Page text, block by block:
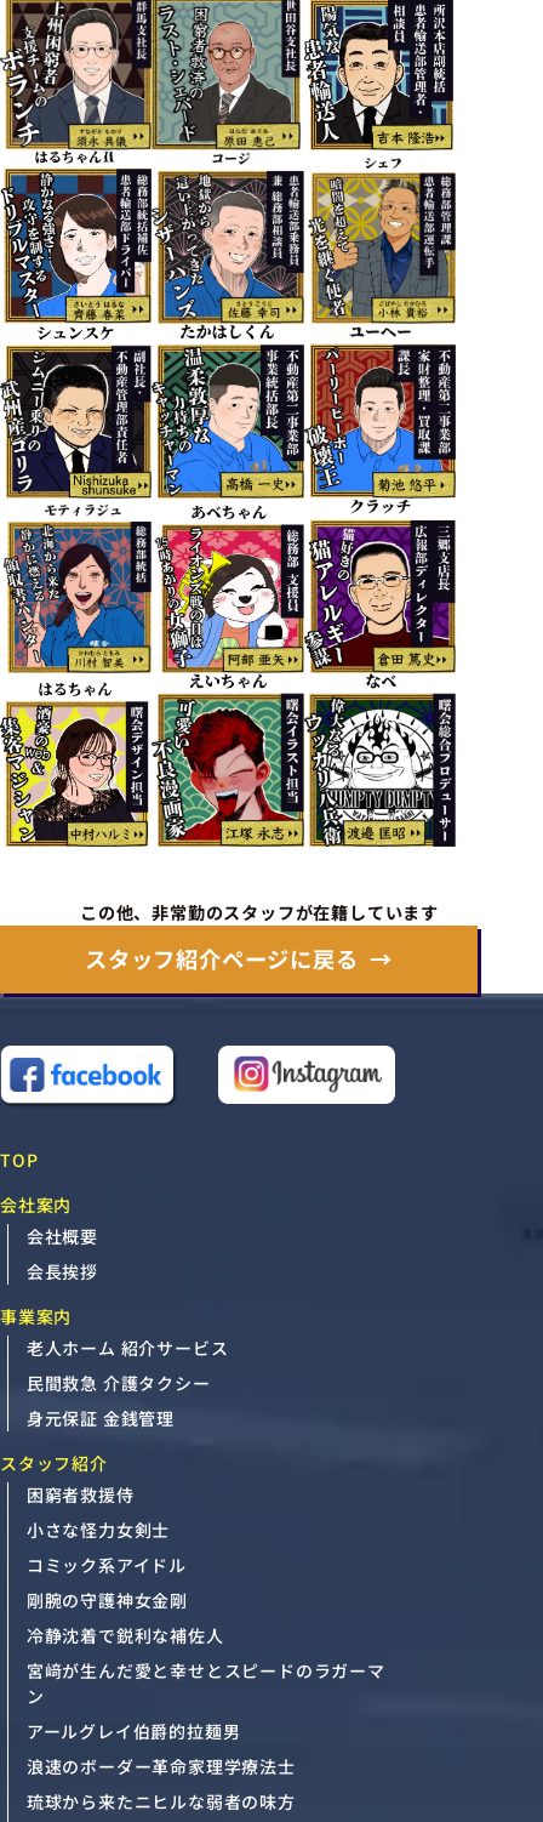
この他、非常勤のスタッフが在籍しています
スタッフ紹介ページに戻る
TOP
会社案内
会社概要
会長挨拶
事業案内
老人ホーム 紹介サービス
民間救急 介護タクシー
身元保証 金銭管理
スタッフ紹介
困窮者救援侍
小さな怪力女剣士
コミック系アイドル
剛腕の守護神女金剛
冷静沈着で鋭利な補佐人
宮﨑が生んだ愛と幸せとスピードのラガーマ
ン
アールグレイ伯爵的拉麺男
浪速のボーダー革命家理学療法士
琉球から来たニヒルな弱者の味方